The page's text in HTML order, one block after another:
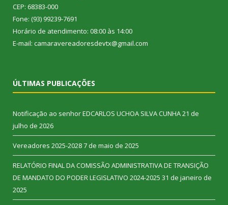
CEP: 68383-000
Fone: (93) 99239-7691
Horário de atendimento: 08:00 às 14:00
E-mail: camaravereadoresdevtx@gmail.com
ÚLTIMAS PUBLICAÇÕES
Notificação ao senhor EDCARLOS UCHOA SILVA CUNHA21 de
julho de 2026
Vereadores 2025-20287 de maio de 2025
RELATÓRIO FINAL DA COMISSÃO ADMINISTRATIVA DE TRANSIÇÃO
DE MANDATO DO PODER LEGISLATIVO 2024-2025 31 de janeiro de
2025